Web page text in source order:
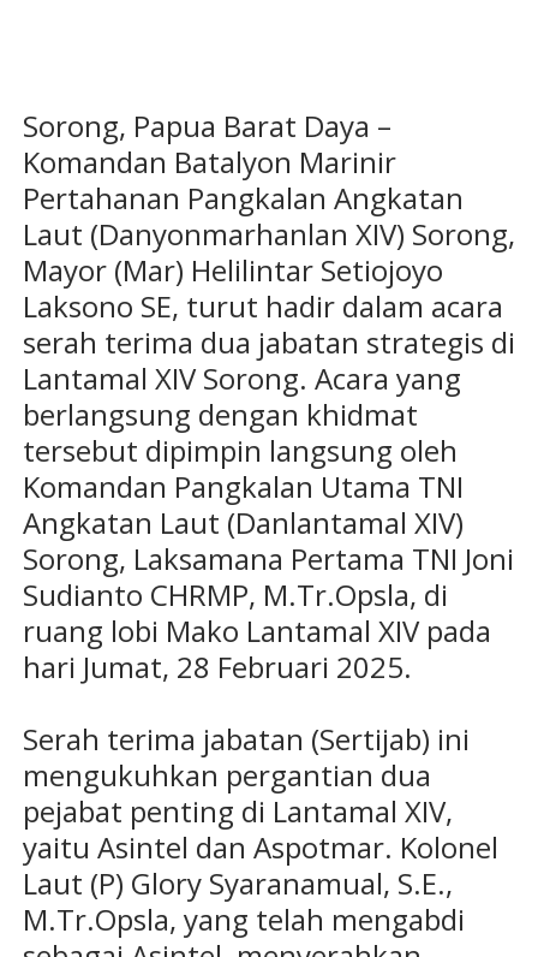
Sorong, Papua Barat Daya –
Komandan Batalyon Marinir
Pertahanan Pangkalan Angkatan
Laut (Danyonmarhanlan XIV) Sorong,
Mayor (Mar) Helilintar Setiojoyo
Laksono SE, turut hadir dalam acara
serah terima dua jabatan strategis di
Lantamal XIV Sorong. Acara yang
berlangsung dengan khidmat
tersebut dipimpin langsung oleh
Komandan Pangkalan Utama TNI
Angkatan Laut (Danlantamal XIV)
Sorong, Laksamana Pertama TNI Joni
Sudianto CHRMP, M.Tr.Opsla, di
ruang lobi Mako Lantamal XIV pada
hari Jumat, 28 Februari 2025.
Serah terima jabatan (Sertijab) ini
mengukuhkan pergantian dua
pejabat penting di Lantamal XIV,
yaitu Asintel dan Aspotmar. Kolonel
Laut (P) Glory Syaranamual, S.E.,
M.Tr.Opsla, yang telah mengabdi